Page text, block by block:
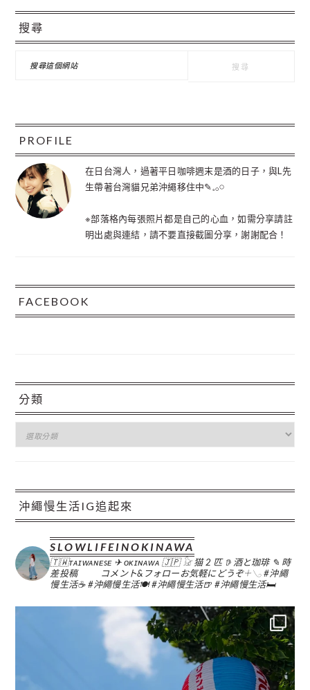
主
要
搜尋
站
PROFILE
在日台灣人，過著平日咖啡週末是酒的日子，與L先
生帶著台灣貓兄弟沖繩移住中✎𓈒𓂂𓏸
※部落格內每張照片都是自己的心血，如需分享請註
明出處與連結，請不要直接截圖分享，謝謝配合！
FACEBOOK
分類
沖繩慢生活IG追起來
SLOWLIFEINOKINAWA
🇹🇼ᴛᴀɪᴡᴀɴᴇsᴇ ✈︎ ᴏᴋɪɴᴀᴡᴀ 🇯🇵𓃠 猫 2 匹 𖠚 酒と珈琲✎ 時
差投稿
コメント&フォローお気軽にどうぞ𓇬𓂅#沖繩
慢生活☕️#沖繩慢生活🍽#沖繩慢生活🍺 #沖繩慢生活🛏